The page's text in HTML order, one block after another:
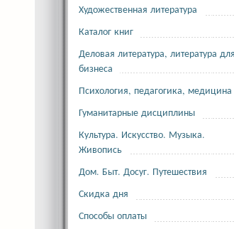
Художественная литература
Каталог книг
Деловая литература, литература для
бизнеса
Психология, педагогика, медицина
Гуманитарные дисциплины
Культура. Искусство. Музыка.
Живопись
Дом. Быт. Досуг. Путешествия
Скидка дня
Способы оплаты